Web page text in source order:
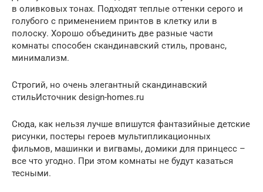
в оливковых тонах. Подходят теплые оттенки серого и
голубого с применением принтов в клетку или в
полоску. Хорошо объединить две разные части
комнаты способен скандинавский стиль, прованс,
минимализм.
Строгий, но очень элегантный скандинавский
стильИсточник design-homes.ru
Сюда, как нельзя лучше впишутся фантазийные детские
рисунки, постеры героев мультипликационных
фильмов, машинки и вигвамы, домики для принцесс –
все что угодно. При этом комнаты не будут казаться
тесными.